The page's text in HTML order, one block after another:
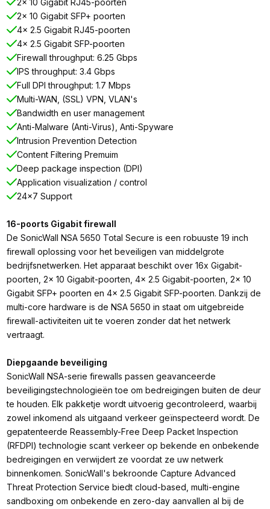
2x 10 Gigabit RJ45-poorten
2x 10 Gigabit SFP+ poorten
4x 2.5 Gigabit RJ45-poorten
4x 2.5 Gigabit SFP-poorten
Firewall throughput: 6.25 Gbps
IPS throughput: 3.4 Gbps
Full DPI throughput: 1.7 Mbps
Multi-WAN, (SSL) VPN, VLAN's
Bandwidth en user management
Anti-Malware (Anti-Virus), Anti-Spyware
Intrusion Prevention Detection
Content Filtering Premuim
Deep package inspection (DPI)
Application visualization / control
24x7 Support
16-poorts Gigabit firewall
De SonicWall NSA 5650 Total Secure is een robuuste 19 inch
firewall oplossing voor het beveiligen van middelgrote
bedrijfsnetwerken. Het apparaat beschikt over 16x Gigabit-
poorten, 2x 10 Gigabit-poorten, 4x 2.5 Gigabit-poorten, 2x 10
Gigabit SFP+ poorten en 4x 2.5 Gigabit SFP-poorten. Dankzij de
multi-core hardware is de NSA 5650 in staat om uitgebreide
firewall-activiteiten uit te voeren zonder dat het netwerk
vertraagt.
Diepgaande beveiliging
SonicWall NSA-serie firewalls passen geavanceerde
beveiligingstechnologieën toe om bedreigingen buiten de deur
te houden. Elk pakketje wordt uitvoerig gecontroleerd, waarbij
zowel inkomend als uitgaand verkeer geïnspecteerd wordt. De
gepatenteerde Reassembly-Free Deep Packet Inspection
(RFDPI) technologie scant verkeer op bekende en onbekende
bedreigingen en verwijdert ze voordat ze uw netwerk
binnenkomen. SonicWall's bekroonde Capture Advanced
Threat Protection Service biedt cloud-based, multi-engine
sandboxing om onbekende en zero-day aanvallen al bij de